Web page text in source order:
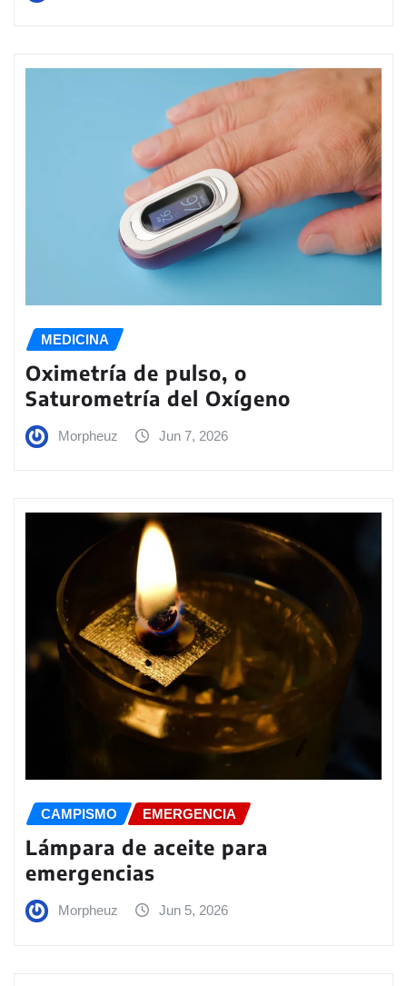
MEDICINA
Oximetría de pulso, o
Saturometría del Oxígeno
Morpheuz Jun 7, 2026
CAMPISMO EMERGENCIA
Lámpara de aceite para
emergencias
Morpheuz Jun 5, 2026